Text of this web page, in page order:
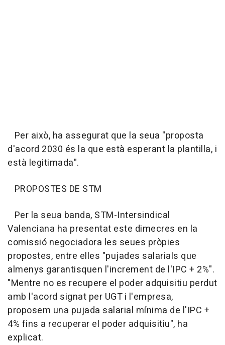
Per això, ha assegurat que la seua "proposta
d'acord 2030 és la que està esperant la plantilla, i
està legitimada".
PROPOSTES DE STM
Per la seua banda, STM-Intersindical
Valenciana ha presentat este dimecres en la
comissió negociadora les seues pròpies
propostes, entre elles "pujades salarials que
almenys garantisquen l'increment de l'IPC + 2%".
"Mentre no es recupere el poder adquisitiu perdut
amb l'acord signat per UGT i l'empresa,
proposem una pujada salarial mínima de l'IPC +
4% fins a recuperar el poder adquisitiu", ha
explicat.